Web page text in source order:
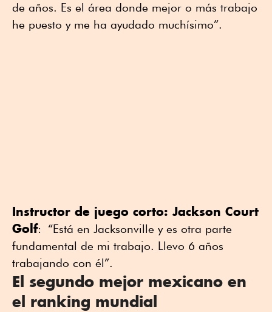
de años. Es el área donde mejor o más trabajo
he puesto y me ha ayudado muchísimo”.
Instructor de juego corto: Jackson Court
Golf: “Está en Jacksonville y es otra parte
fundamental de mi trabajo. Llevo 6 años
trabajando con él”.
El segundo mejor mexicano en
el ranking mundial